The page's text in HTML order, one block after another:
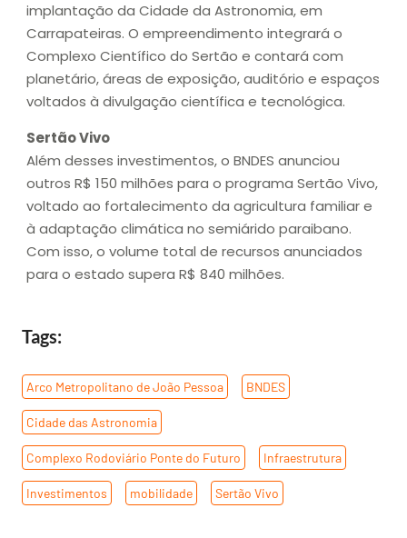
implantação da Cidade da Astronomia, em
Carrapateiras. O empreendimento integrará o
Complexo Científico do Sertão e contará com
planetário, áreas de exposição, auditório e espaços
voltados à divulgação científica e tecnológica.
Sertão Vivo
Além desses investimentos, o BNDES anunciou
outros R$ 150 milhões para o programa Sertão Vivo,
voltado ao fortalecimento da agricultura familiar e
à adaptação climática no semiárido paraibano.
Com isso, o volume total de recursos anunciados
para o estado supera R$ 840 milhões.
Tags:
Arco Metropolitano de João Pessoa BNDES
Cidade das Astronomia
Complexo Rodoviário Ponte do Futuro Infraestrutura
Investimentos mobilidade Sertão Vivo